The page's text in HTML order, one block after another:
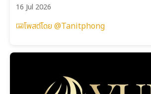
16 Jul 2026
โพสต์โดย @Tanitphong